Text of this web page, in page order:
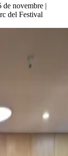
de novembre |
del Festival